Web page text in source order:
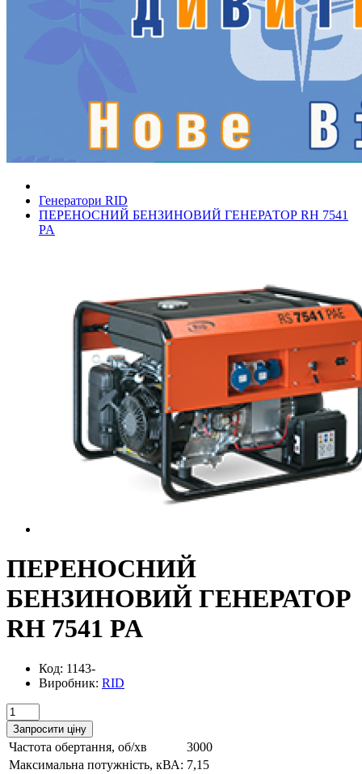
Генератори RID
ПЕРЕНОСНИЙ БЕНЗИНОВИЙ ГЕНЕРАТОР RH 7541
PA
ПЕРЕНОСНИЙ
БЕНЗИНОВИЙ ГЕНЕРАТОР
RH 7541 PA
Код: 1143-
Виробник: RID
Запросити ціну
Частота обертання, об/хв
3000
Максимальна потужність, кВА: 7,15